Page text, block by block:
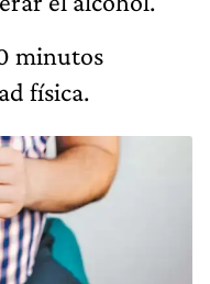
minutos
física.